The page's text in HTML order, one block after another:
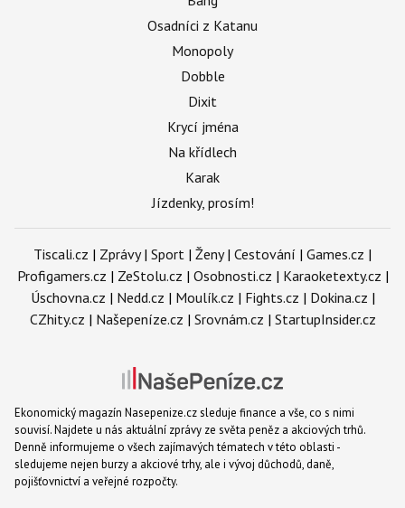
Osadníci z Katanu
Monopoly
Dobble
Dixit
Krycí jména
Na křídlech
Karak
Jízdenky, prosím!
Tiscali.cz | Zprávy| Sport | Ženy| Cestování | Games.cz |
Profigamers.cz | ZeStolu.cz | Osobnosti.cz | Karaoketexty.cz |
Úschovna.cz | Nedd.cz | Moulík.cz | Fights.cz | Dokina.cz |
CZhity.cz | Našepeníze.cz | Srovnám.cz | StartupInsider.cz
Ekonomický magazín Nasepenize.cz sleduje finance a vše, co s nimi
souvisí. Najdete u nás aktuální zprávy ze světa peněz a akciových trhů.
Denně informujeme o všech zajímavých tématech v této oblasti -
sledujeme nejen burzy a akciové trhy, ale i vývoj důchodů, daně,
pojišťovnictví a veřejné rozpočty.